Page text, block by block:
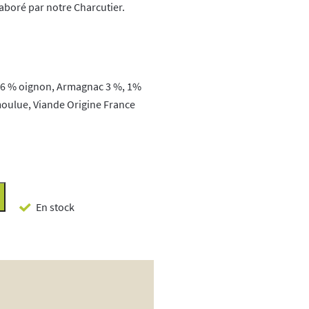
par notre Charcutier.
% oignon, Armagnac 3 %, 1%
Viande Origine France
En stock